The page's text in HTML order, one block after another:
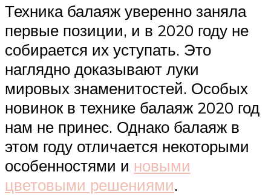
Техника балаяж уверенно заняла
первые позиции, и в 2020 году не
собирается их уступать. Это
наглядно доказывают луки
мировых знаменитостей. Особых
новинок в технике балаяж 2020 год
нам не принес. Однако балаяж в
этом году отличается некоторыми
особенностями и новыми
цветовыми решениями.